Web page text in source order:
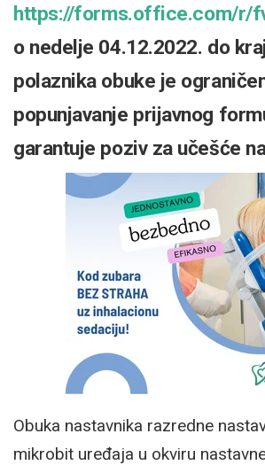
https://forms.office.com/r/
o nedelje 04.12.2022. do
polaznika obuke je
popunjavanje prijavnog
garantuje poziv za učešće
Obuka nastavnika razredne
mikrobit uređaja u okviru